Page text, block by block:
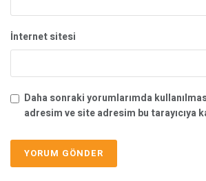
İnternet sitesi
Daha sonraki yorumlarımda
adresim ve site adresim bu tarayıcıya